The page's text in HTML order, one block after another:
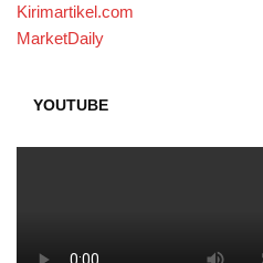
Kirimartikel.com
MarketDaily
YOUTUBE